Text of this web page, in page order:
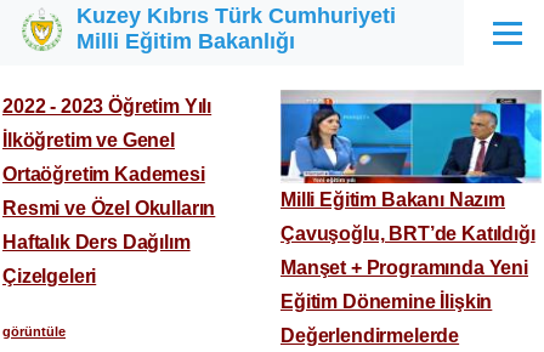
Ana içeriğe atla
Kuzey Kıbrıs Türk Cumhuriyeti
Milli Eğitim Bakanlığı
Menü
2022 - 2023 Öğretim Yılı
İlköğretim ve Genel
Ortaöğretim Kademesi
Resmi ve Özel Okulların
Haftalık Ders Dağılım
Çizelgeleri
görüntüle
Milli Eğitim Bakanı Nazım
Çavuşoğlu, BRT’de Katıldığı
Manşet + Programında Yeni
Eğitim Dönemine İlişkin
Değerlendirmelerde